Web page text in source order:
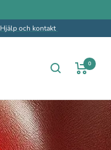
Hjälp och kontakt
0